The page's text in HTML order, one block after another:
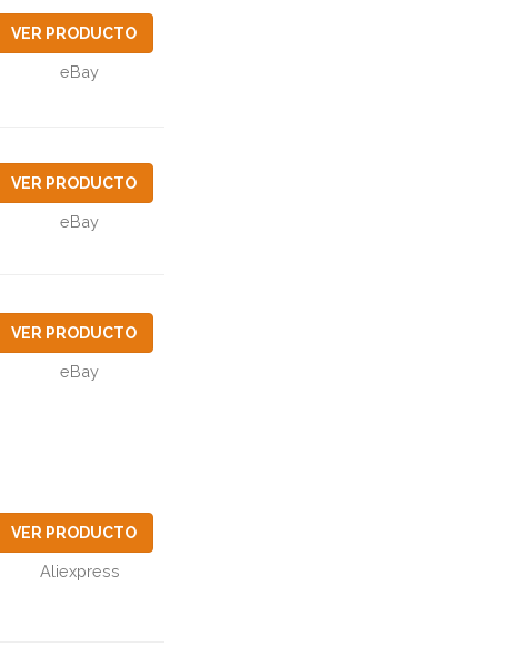
VER PRODUCTO
eBay
VER PRODUCTO
eBay
VER PRODUCTO
eBay
VER PRODUCTO
Aliexpress